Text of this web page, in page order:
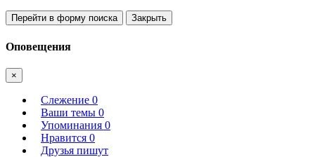
Перейти в форму поиска Закрыть
Оповещения
×
Слежение 0
Ваши темы 0
Упоминания 0
Нравится 0
Друзья пишут